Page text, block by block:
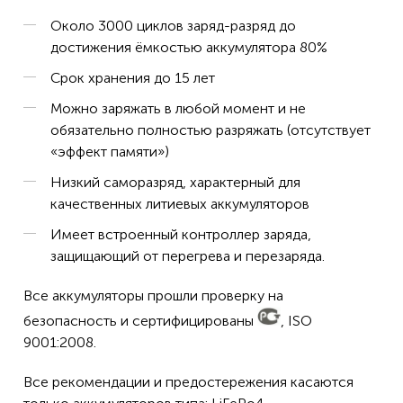
507N, Poet TE Plus Oximeter, 602-11, 602-13, VSM
5070P, 507P, 507ER, 507N, 507E, Scholar II, III, EL
DATEX-OHMEDA (OHMEDA) AS-3 Anethesia (Requires
4/Unit)
FLUKE (METRON) Data Simulator 6100, Impulse 4000,
4600 Defibrillator/Analyzer, RF303 Electrosurgey
GENERAL ELECTRIC (CRITIKON, MARQUETTE) Vivid 7
Ultrasound (2266548-5) (Insert) (Requires 2/Unit)
HILLROM Infant Scale N15
INVIVO RESEARCH MRI Monitor 4500, 4500 Plus,
IVY BIOMEDICAL SYSTEMSMonitor 201, 202, 303, 401,
402, 403, 2310-Monitor 2310, Recorder 501-Monitor
303A, 404 (Requires 2/unit)
KONTRON (ROCHE, ARROW INTERNATIONAL) 7501
Около 3000 циклов заряд-разряд до
достижения ёмкостью аккумулятора 80%
Срок хранения до 15 лет
Можно заряжать в любой момент и не
обязательно полностью разряжать (отсутствует
«эффект памяти»)
Низкий саморазряд, характерный для
качественных литиевых аккумуляторов
Имеет встроенный контроллер заряда,
защищающий от перегрева и перезаряда.
Все аккумуляторы прошли проверку на
безопасность и сертифицированы
, ISO
9001:2008.
Все рекомендации и предостережения касаются